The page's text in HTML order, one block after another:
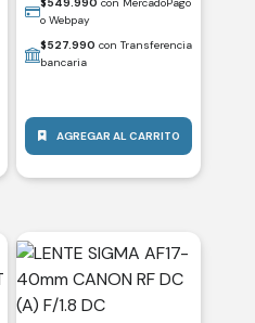
$549.990 con MercadoPago
o Webpay
$527.990 con Transferencia
bancaria
AGREGAR AL CARRITO